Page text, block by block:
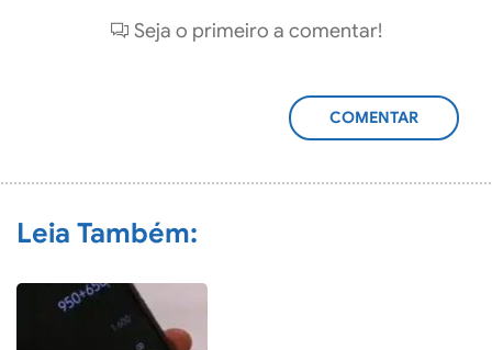
Seja o primeiro a comentar!
ADICIONAR
Leia Também: